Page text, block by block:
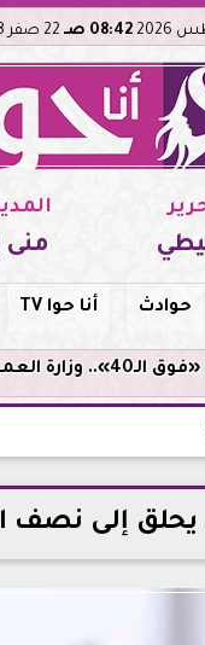
08:42 صـ
منى
حوادث أنا حوا TV
يحلق إلى نصف